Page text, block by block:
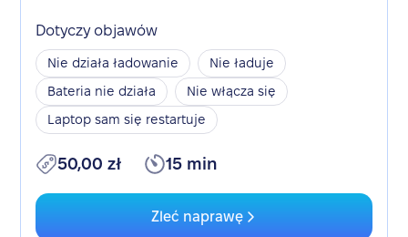
Dotyczy objawów
Nie działa ładowanie
Nie ładuje
Bateria nie działa
Nie włącza się
Laptop sam się restartuje
50,00 zł 15 min
Zleć naprawę